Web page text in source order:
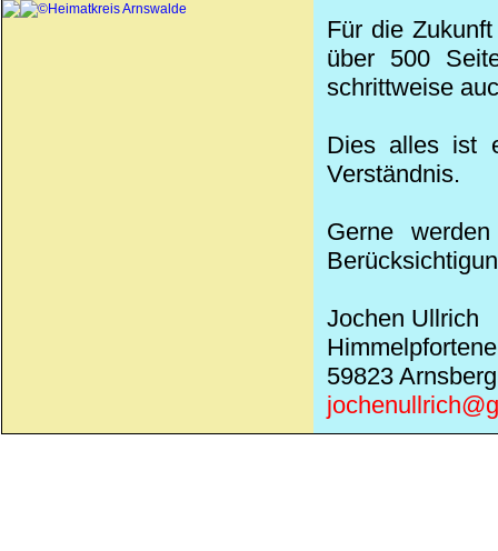
©Heimatkreis Arnswalde
Für die
über 500
schrittweise
Dies alles ist
Verständnis.
Gerne
Jochen Ullrich
59823 Arnsberg